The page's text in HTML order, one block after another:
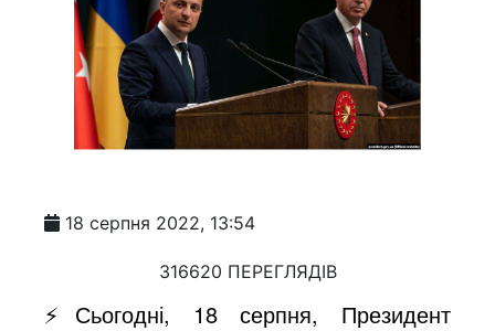
18 серпня 2022, 13:54
316620 ПЕРЕГЛЯДІВ
⚡️Сьогодні, 18 серпня, Президент